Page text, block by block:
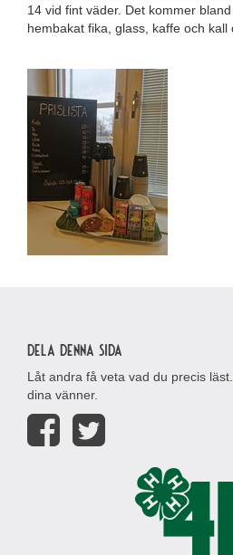
14 vid fint väder. Det kommer
hembakat fika, glass, kaffe och kall
Dela denna sida
Låt andra få veta vad du precis
dina vänner.